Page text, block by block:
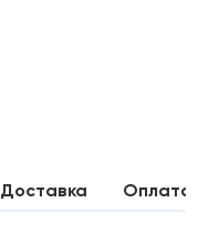
Доставка Оплата